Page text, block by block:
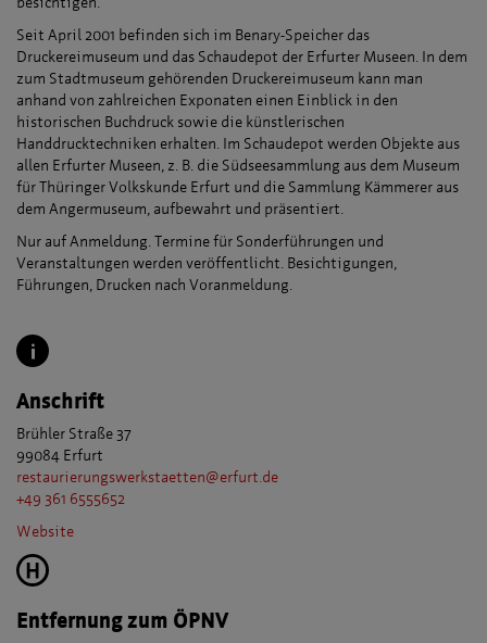
Seit April 2001 befinden sich im Benary-Speicher das
Druckereimuseum und das Schaudepot der Erfurter Museen. In dem
zum Stadtmuseum gehörenden Druckereimuseum kann man
anhand von zahlreichen Exponaten einen Einblick in den
historischen Buchdruck sowie die künstlerischen
Handdrucktechniken erhalten. Im Schaudepot werden Objekte aus
allen Erfurter Museen, z. B. die Südseesammlung aus dem Museum
für Thüringer Volkskunde Erfurt und die Sammlung Kämmerer aus
dem Angermuseum, aufbewahrt und präsentiert.
Nur auf Anmeldung. Termine für Sonderführungen und
Veranstaltungen werden veröffentlicht. Besichtigungen,
Führungen, Drucken nach Voranmeldung.
Anschrift
Brühler Straße 37
99084 Erfurt
restaurierungswerkstaetten@erfurt.de
+49 361 6555652
Website
Entfernung zum ÖPNV